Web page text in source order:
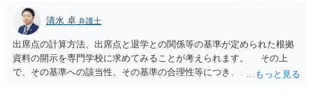
清水 卓 弁護士
出席点の計算方法、出席点と退学との関係等の基準が定められた根拠
資料の開示を専門学校に求めてみることが考えられます。 その上
で、その基準への該当性、その基準の合理性等につき、さらなる精査